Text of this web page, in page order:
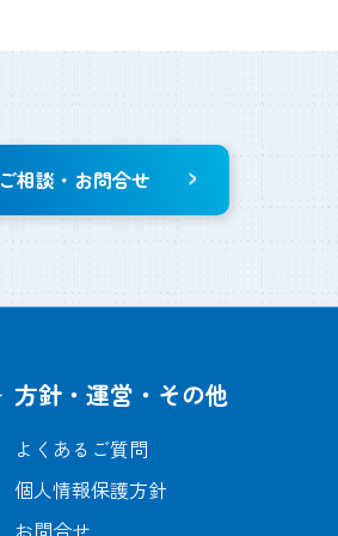
ご相談・お問合せ
方針・運営・その他
よくあるご質問
個人情報保護方針
お問合せ